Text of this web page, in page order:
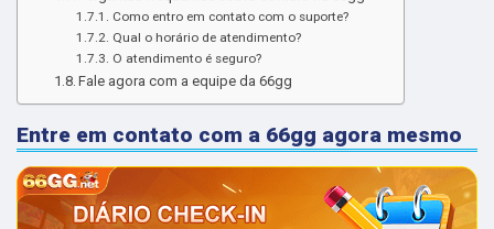
Como entro em contato com o suporte?
Qual o horário de atendimento?
O atendimento é seguro?
Fale agora com a equipe da 66gg
Entre em contato com a 66gg agora mesmo